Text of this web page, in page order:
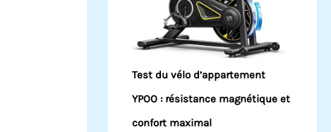
Test du vélo d’appartement
YPOO : résistance magnétique et
confort maximal